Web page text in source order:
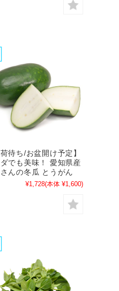
荷待ち/お盆開け予定】
でも美味！ 愛知県産
んの冬瓜 とうがん
¥1,728(本体 ¥1,600)